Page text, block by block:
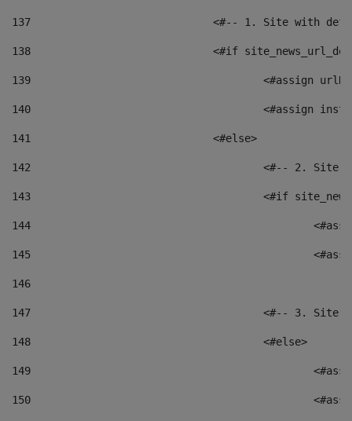
137
<#-- 1. Site with
138
<#if
139
<#assign
140
<#assign
141
				<#else>
142
<#-- 2.
143
<#if
144
145
146
147
<#-- 3.
148
					<#else>
149
150